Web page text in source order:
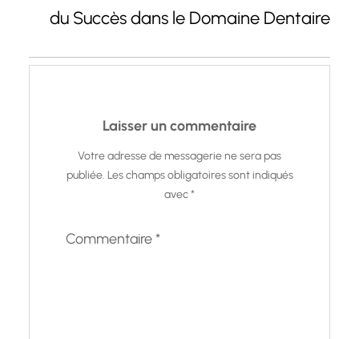
du Succès dans le Domaine Dentaire
Laisser un commentaire
Votre adresse de messagerie ne sera pas
publiée. Les champs obligatoires sont indiqués
avec*
Commentaire*